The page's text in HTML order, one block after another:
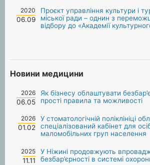
2020
06.09
Проєкт управління культури і
міської ради – однин з
відбору до «Академії
Новини медицини
2026
06.05
Як бізнесу облаштувати
прості правила та можливості
2026
01.02
У стоматологічній поліклініці
спеціалізований кабінет для
маломобільних груп населення
2025
11.11
У Ніжині продовжують
безбар’єрності в системі